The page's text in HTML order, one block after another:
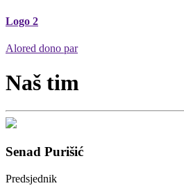
Logo 2
Alored dono par
Naš tim
Senad Purišić
Predsjednik